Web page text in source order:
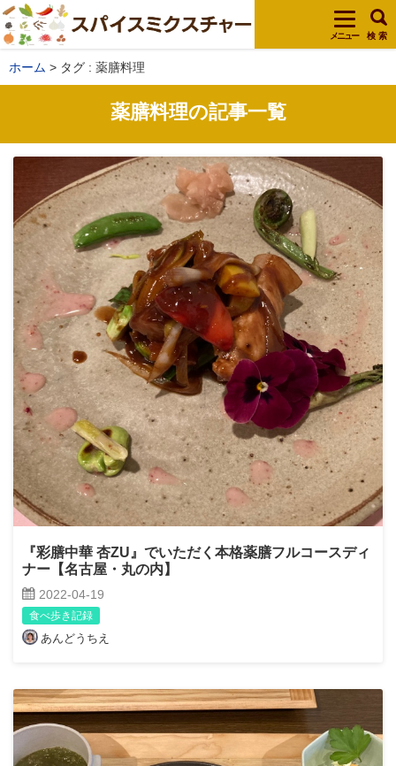
メニュー 検 索
ホーム タグ : 薬膳料理
薬膳料理の記事一覧
『彩膳中華 杏ZU』でいただく本格薬膳フルコースディ
ナー【名古屋・丸の内】
2022-04-19
食べ歩き記録
あんどうちえ